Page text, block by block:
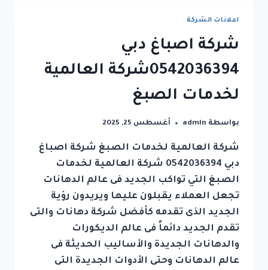
اعلانات الشركة
شركة اصباغ دبي
0542036394شركة العالمية
لخدمات الصبغ
بواسطة admin أغسطس 25, 2025
شركة العالمية لخدمات الصبغ شركة اصباغ
دبي 0542036394 شركة العالمية لخدمات
الصبغ التي تواكب الجديد فى عالم الدهانات
تجعل العملاء يقبلون عليها ويريدون رؤية
الجديد الذى تقدمه كأفضل شركة دهانات والتى
تقدم الجديد دائماً فى عالم الديكورات
والدهانات الجديدة والأساليب الحديثة فى
عالم الدهانات وحتى الأدوات الجديدة التى